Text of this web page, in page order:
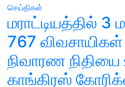
செய்திகள்
மராட்டியத்தில் 3
767
நிவாரண நிதியை
காங்கிரஸ்